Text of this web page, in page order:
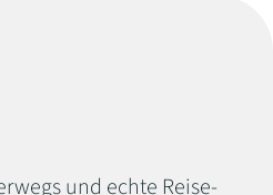
und echte Reise-